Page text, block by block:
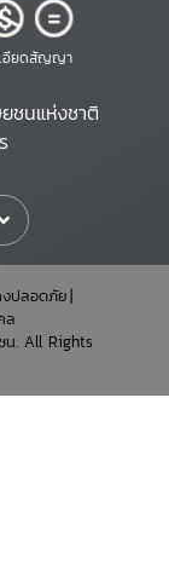
อียดสัญญา
ชนแห่งชาติ
งปลอดภัย
ล
. All Rights